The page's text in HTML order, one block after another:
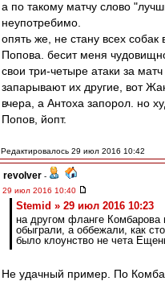
а по такому матчу слово
неупотребимо.
опять же, не стану всех собак
Попова. бесит меня
свои три-четыре атаки за
запарывают их другие, вот
вчера, а Антоха запорол. но
Попов, йопт.
Редактировалось 29 июл 2016 10:42
revolver -
29 июл 2016 10:40
Stemid » 29 июл 2016 10:23
на другом фланге
обыграли, а оббежали, как
было клоунство не чета
Не удачный пример. По